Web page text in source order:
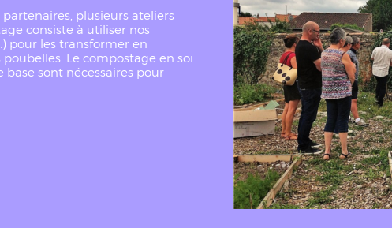
partenaires, plusieurs ateliers
consiste à utiliser nos
pour les transformer en
Le compostage en soi
base sont nécessaires pour